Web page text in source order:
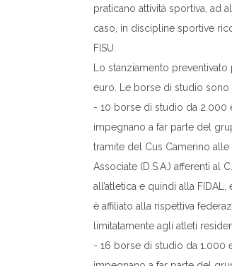
praticano attività sportiva, ad
caso, in discipline sportive
FISU.
Lo stanziamento
euro. Le borse di studio
- 10 borse di studio da 2.000
impegnano a far parte del
tramite del Cus Camerino
Associate (D.S.A.) afferenti al
all’atletica e quindi alla
è affiliato alla rispettiva
limitatamente agli atleti
- 16 borse di studio da 1.000